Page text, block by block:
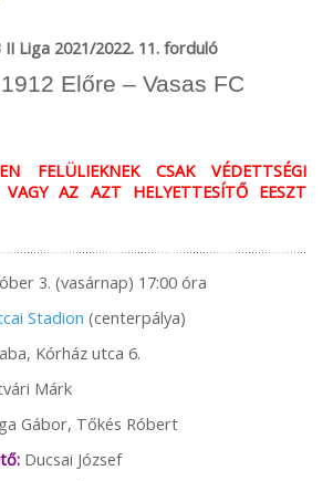
Liga 2021/2022. 11. forduló
Előre – Vasas FC
FELÜLIEKNEK CSAK VÉDETTSÉGI
VAGY AZ AZT HELYETTESÍTŐ EESZT
3. (vasárnap) 17:00 óra
Stadion (centerpálya)
Kórház utca 6.
Márk
Gábor, Tőkés Róbert
Ducsai József